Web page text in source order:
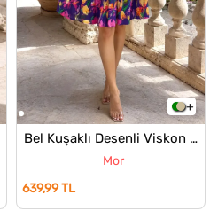
Bel Kuşaklı Desenli Viskon Elbise
Mor
639,99 TL